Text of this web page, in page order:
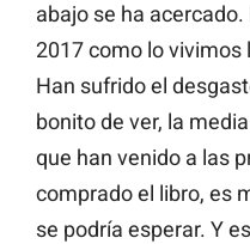
abajo se ha
2017 como lo vivimos
Han sufrido el
bonito de ver, la
que han venido a las
comprado el libro, es
se podría esperar. Y